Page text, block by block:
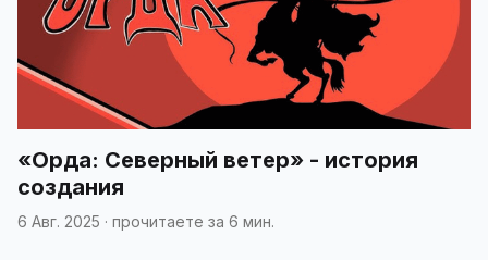
«Орда: Северный ветер» - история
создания
6 Авг. 2025 · прочитаете за 6 мин.